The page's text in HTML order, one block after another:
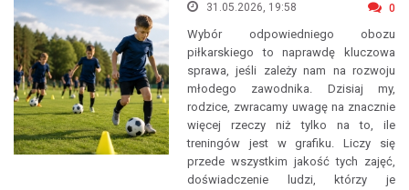
31.05.2026, 19:58 0
Wybór odpowiedniego obozu
piłkarskiego to naprawdę kluczowa
sprawa, jeśli zależy nam na rozwoju
młodego zawodnika. Dzisiaj my,
rodzice, zwracamy uwagę na znacznie
więcej rzeczy niż tylko na to, ile
treningów jest w grafiku. Liczy się
przede wszystkim jakość tych zajęć,
doświadczenie ludzi, którzy je